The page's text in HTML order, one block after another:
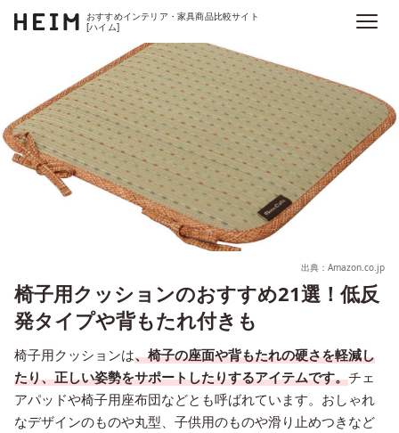
おすすめインテリア・家具商品比較サイト
[ハイム]
出典：Amazon.co.jp
椅子用クッションのおすすめ21選！低反
発タイプや背もたれ付きも
椅子用クッションは、椅子の座面や背もたれの硬さを軽減し
たり、正しい姿勢をサポートしたりするアイテムです。チェ
アパッドや椅子用座布団などとも呼ばれています。おしゃれ
なデザインのものや丸型、子供用のものや滑り止めつきなど